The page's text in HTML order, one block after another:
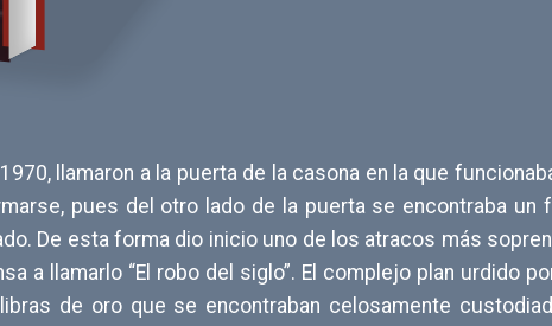
llamaron a la puerta de la casona en la que
pues del otro lado de la puerta se encontraba un
De esta forma dio inicio uno de los atracos más
a llamarlo “El robo del siglo”. El complejo plan urdido
de oro que se encontraban celosamente